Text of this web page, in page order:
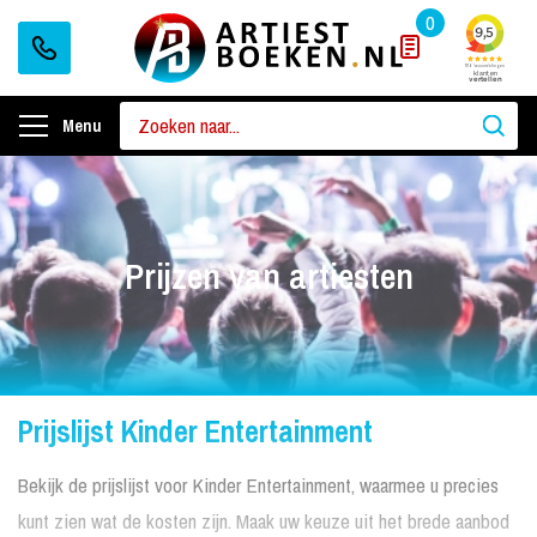
0
Menu
Prijzen van artiesten
Prijslijst Kinder Entertainment
Bekijk de prijslijst voor Kinder Entertainment, waarmee u precies
kunt zien wat de kosten zijn. Maak uw keuze uit het brede aanbod